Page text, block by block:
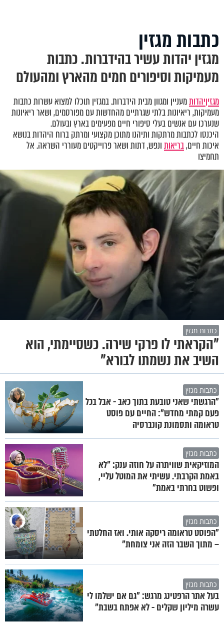
כתבות מגזין
מגזין יהדות עשיר בהידברות. כתבות
מעמיקות וסיפורים חמים מהארץ ומהעולם
מגזיןיהדותמעניין ומגוון מבית הידברות. במגזין תוכלו למצוא עשרות כתבות
מעמיקות, ריאיונות בלתי שגרתיים מהחדשות עם מפורסמים, ושאר ריאיונות
שנערכו עם אנשים בעלי סיפורי חיים מפעימים בארץ ובעולם.
היכנסו לכתבות מרתקות ותיהנו מתוכן מקצועי ומרתק ברוח היהדות בנושא
איכות חיים,בריאותונפש, דתות ושאר פרוייקטים מעוררי השראה. אל
תחמיצו
כתבות מגזין
"הקראתי לו פרקי שירה. כשסיימתי, הוא
השיב את נשמתו לבורא"
כתבות מגזין
"הרגשתי שאני טובעת בתוך כאב - אבל בכל
פעם קמתי מחדש": החיים עם פוסט
טראומה ותסמונת קונברסיה
כתבות מגזין
המוזיקאית שוויתרה על חוזה ענק: "לא
באמת הקרבתי. עשיתי את המוטל עליי,
ופשוט בחרתי באמת"
כתבות מגזין
"הפוסט טראומה ריסקה אותי. ואז החלטתי
– מתוך השבר הזה אני צומחת"
כתבות מגזין
בעל אתר הרפטינג מרגש: "גם אם ישלמו לי
עשרה מיליון שקלים - לא אפתח בשבת"